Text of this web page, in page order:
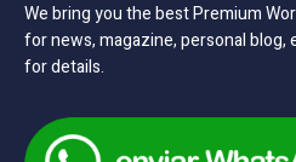
We bring you the best Premium
for news, magazine, personal blog,
for details.